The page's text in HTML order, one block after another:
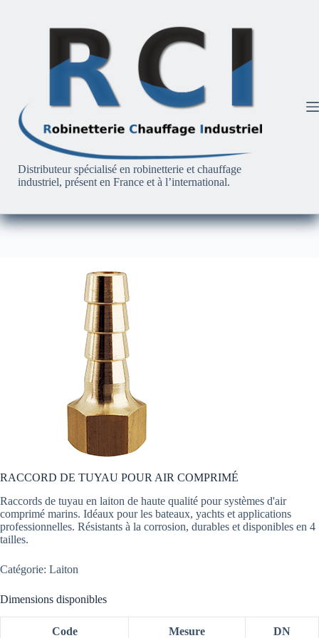
Distributeur spécialisé en robinetterie et chauffage
industriel, présent en France et à l’international.
RACCORD DE TUYAU POUR AIR COMPRIMÉ
Raccords de tuyau en laiton de haute qualité pour systèmes d'air
comprimé marins. Idéaux pour les bateaux, yachts et applications
professionnelles. Résistants à la corrosion, durables et disponibles en 4
tailles.
Catégorie: Laiton
Dimensions disponibles
Code Mesure DN